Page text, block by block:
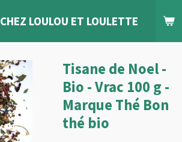
CHEZ LOULOU ET LOULETTE
Tisane de Noel -
Bio - Vrac 100 g -
Marque Thé Bon
thé bio